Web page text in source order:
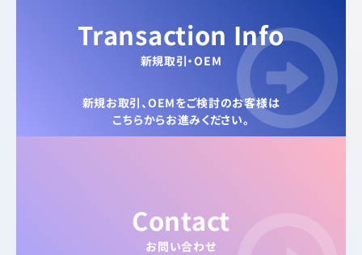
Transaction Info
新規取引・OEM
新規お取引、OEMをご検討のお客様は
こちらからお進みください。
Contact
お問い合わせ